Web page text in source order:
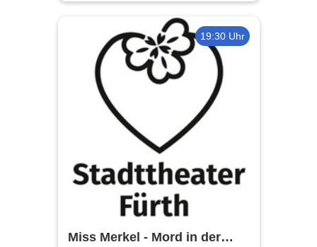
19:30 Uhr
Miss Merkel - Mord in der